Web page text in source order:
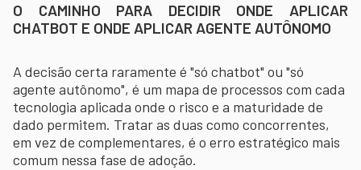
O CAMINHO PARA DECIDIR ONDE APLICAR
CHATBOT E ONDE APLICAR AGENTE AUTÔNOMO
A decisão certa raramente é "só chatbot" ou "só
agente autônomo", é um mapa de processos com cada
tecnologia aplicada onde o risco e a maturidade de
dado permitem. Tratar as duas como concorrentes,
em vez de complementares, é o erro estratégico mais
comum nessa fase de adoção.